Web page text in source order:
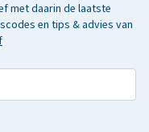
met daarin de laatste
en tips & advies van